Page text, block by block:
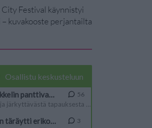
Festival käynnistyi
– kuvakooste perjantailta